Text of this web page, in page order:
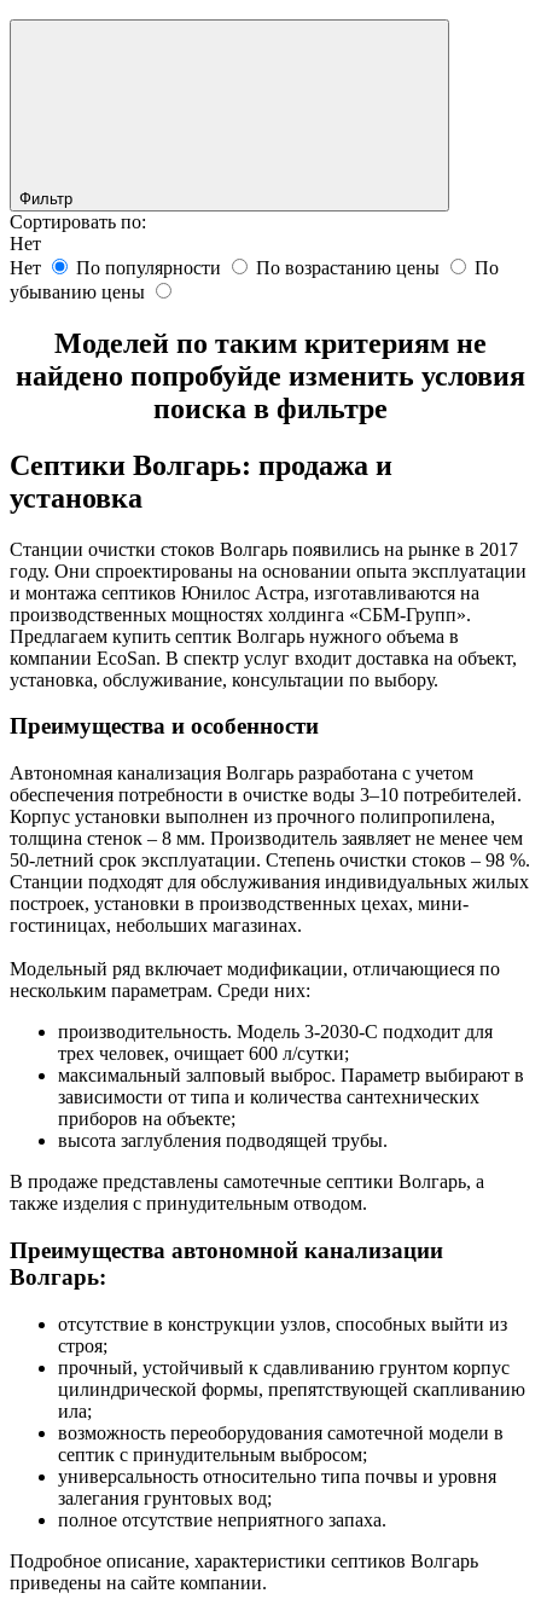
Фильтр
Сортировать по:
Нет
Нет
По популярности По возрастанию цены
По
убыванию цены
Моделей по таким критериям не
найдено попробуйде изменить условия
поиска в фильтре
Септики Волгарь: продажа и
установка
Станции очистки стоков Волгарь появились на рынке в 2017
году. Они спроектированы на основании опыта эксплуатации
и монтажа септиков Юнилос Астра, изготавливаются на
производственных мощностях холдинга «СБМ-Групп».
Предлагаем купить септик Волгарь нужного объема в
компании EcoSan. В спектр услуг входит доставка на объект,
установка, обслуживание, консультации по выбору.
Преимущества и особенности
Автономная канализация Волгарь разработана с учетом
обеспечения потребности в очистке воды 3–10 потребителей.
Корпус установки выполнен из прочного полипропилена,
толщина стенок – 8 мм. Производитель заявляет не менее чем
50-летний срок эксплуатации. Степень очистки стоков – 98 %.
Станции подходят для обслуживания индивидуальных жилых
построек, установки в производственных цехах, мини-
гостиницах, небольших магазинах.
Модельный ряд включает модификации, отличающиеся по
нескольким параметрам. Среди них:
производительность. Модель 3-2030-С подходит для
трех человек, очищает 600 л/сутки;
максимальный залповый выброс. Параметр выбирают в
зависимости от типа и количества сантехнических
приборов на объекте;
высота заглубления подводящей трубы.
В продаже представлены самотечные септики Волгарь, а
также изделия с принудительным отводом.
Преимущества автономной канализации
Волгарь:
отсутствие в конструкции узлов, способных выйти из
строя;
прочный, устойчивый к сдавливанию грунтом корпус
цилиндрической формы, препятствующей скапливанию
ила;
возможность переоборудования самотечной модели в
септик с принудительным выбросом;
универсальность относительно типа почвы и уровня
залегания грунтовых вод;
полное отсутствие неприятного запаха.
Подробное описание, характеристики септиков Волгарь
приведены на сайте компании.